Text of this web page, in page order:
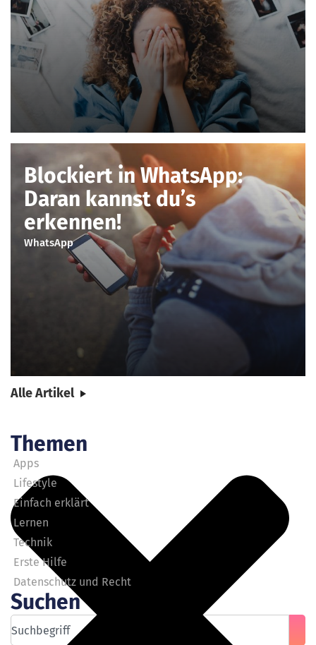
Blockiert in WhatsApp:
Daran kannst du’s
erkennen!
WhatsApp
Alle Artikel
Themen
Apps
Lifestyle
Einfach erklärt
Lernen
Technik
Erste Hilfe
Datenschutz und Recht
Suchen